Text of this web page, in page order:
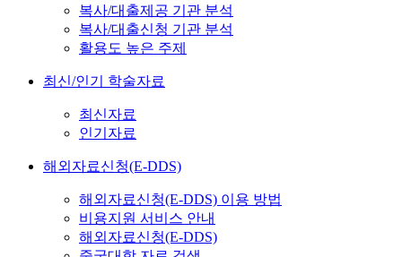
복사/대출제공 기관 분석
복사/대출신청 기관 분석
활용도 높은 주제
최신/인기 학술자료
최신자료
인기자료
해외자료신청(E-DDS)
해외자료신청(E-DDS) 이용 방법
비용지원 서비스 안내
해외자료신청(E-DDS)